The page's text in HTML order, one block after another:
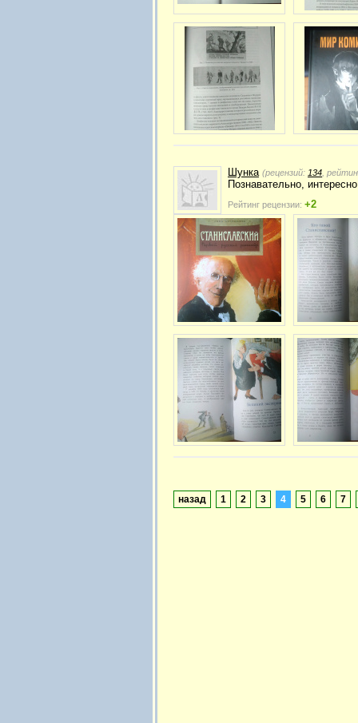
Шунка (рецензий: 134 ,
Познавательно,
Рейтинг рецензии: +2
назад 1 2 3 4 5 6 7